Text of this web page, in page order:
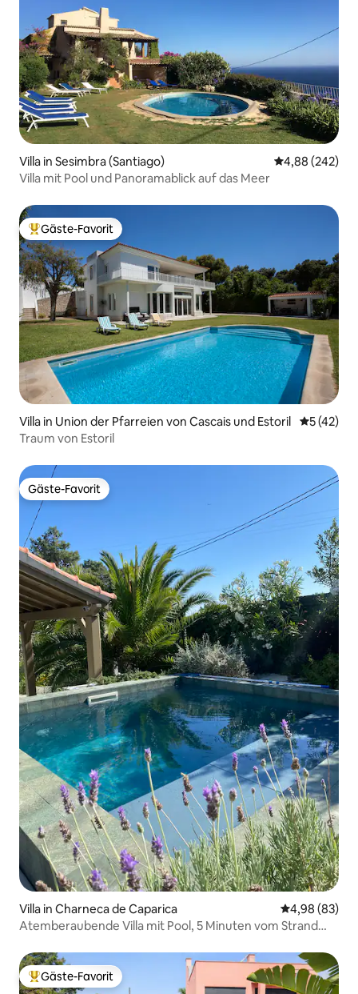
Villa in Sesimbra (Santiago)
4,88 (242)
Villa mit Pool und Panoramablick auf das Meer
Beliebter Gäste-Favorit.
Gäste-Favorit
Villa in Union der Pfarreien von Cascais und Estoril
5 (42)
Traum von Estoril
Gäste-Favorit
Gäste-Favorit
Villa in Charneca de Caparica
4,98 (83)
Atemberaubende Villa mit Pool, 5 Minuten vom Strand
Beliebter Gäste-Favorit.
Gäste-Favorit